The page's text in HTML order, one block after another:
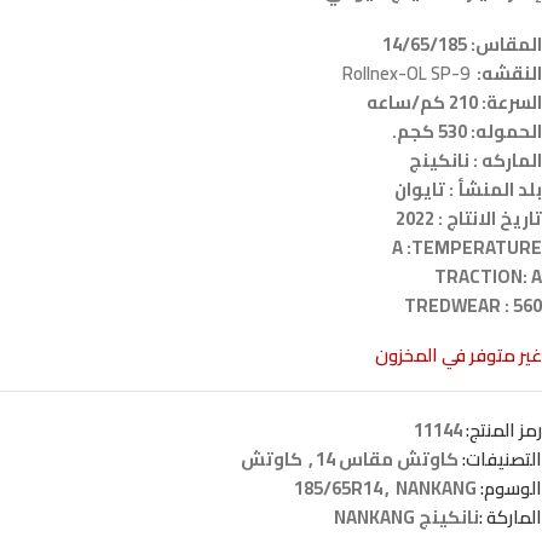
المقاس: 14/65/185
النقشه:
السرعة: 210 كم/ساعه
الحموله: 530 كجم.
الماركه : نانكينج
بلد المنشأ : تايوان
تاريخ الانتاج : 2022
A :TEMPERATURE
TRACTION: A
TREDWEAR : 560
غير متوفر في المخزون
رمز المنتج:11144
التصنيفات:كاوتش مقاس 14 , كاوتش
الوسوم:
185/65R14, NANKANG
الماركة :نانكينج NANKANG